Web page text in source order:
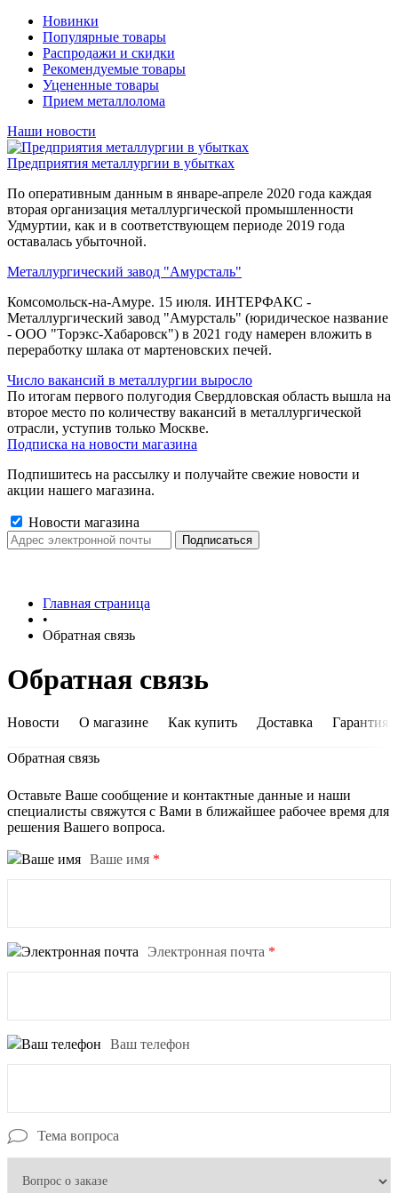
Новинки
Популярные товары
Распродажи и скидки
Рекомендуемые товары
Уцененные товары
Прием металлолома
Наши новости
Предприятия металлургии в убытках
По оперативным данным в январе-апреле 2020 года каждая
вторая организация металлургической промышленности
Удмуртии, как и в соответствующем периоде 2019 года
оставалась убыточной.
Металлургический завод "Амурсталь"
Комсомольск-на-Амуре. 15 июля. ИНТЕРФАКС -
Металлургический завод "Амурсталь" (юридическое название
- ООО "Торэкс-Хабаровск") в 2021 году намерен вложить в
переработку шлака от мартеновских печей.
Число вакансий в металлургии выросло
По итогам первого полугодия Свердловская область вышла на
второе место по количеству вакансий в металлургической
отрасли, уступив только Москве.
Подписка на новости магазина
Подпишитесь на рассылку и получайте свежие новости и
акции нашего магазина.
Новости магазина
Главная страница
•
Обратная связь
Обратная связь
Новости О магазине Как купить Доставка Гарантия
Обратная связь
Оставьте Ваше сообщение и контактные данные и наши
специалисты свяжутся с Вами в ближайшее рабочее время для
решения Вашего вопроса.
Ваше имя *
Электронная почта *
Ваш телефон
Тема вопроса